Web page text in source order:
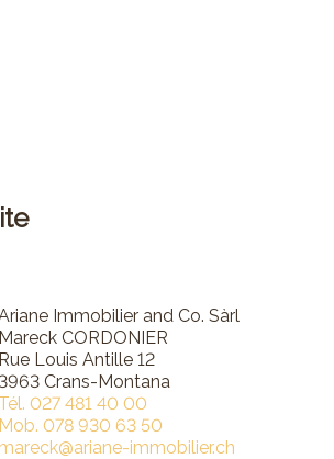
Immobilier and Co. Sàrl
Mareck CORDONIER
Rue Louis Antille 12
3963 Crans-Montana
Tél. 027 481 40 00
Mob. 078 930 63 50
mareck@ariane-immobilier.ch